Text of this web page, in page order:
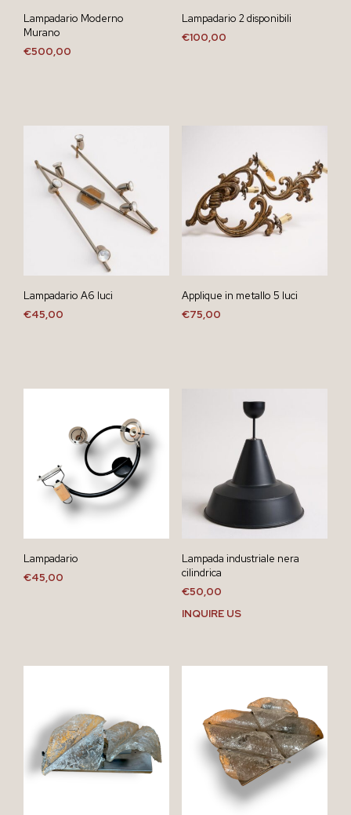
Lampadario Moderno
Murano
€500,00
Lampadario 2 disponibili
€100,00
Lampadario A6 luci
€45,00
Applique in metallo 5 luci
€75,00
Lampadario
€45,00
Lampada industriale nera
cilindrica
€50,00
INQUIRE US